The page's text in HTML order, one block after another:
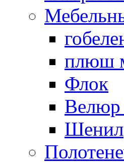
плюш
Флок
Велюр
Шенил